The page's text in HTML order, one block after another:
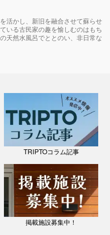
活かし、新旧を融合させて蘇らせ
いる古民家の趣を愉しむのはもち
天然水風呂でととのい、非日常な
TRIPTOコラム記事
掲載施設募集中！